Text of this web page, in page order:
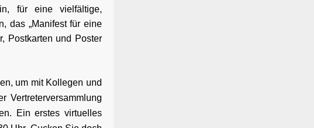
für eine vielfältige,
das „Manifest für eine
Postkarten und Poster
um mit Kollegen und
Vertreterversammlung
Ein erstes virtuelles